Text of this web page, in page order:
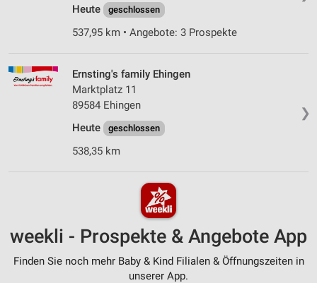
Heute
geschlossen
537,95 km • Angebote: 3 Prospekte
❯
Ernsting's family Ehingen
Marktplatz 11
89584 Ehingen
Heute
geschlossen
538,35 km
weekli - Prospekte & Angebote App
Finden Sie noch mehr Baby & Kind Filialen & Öffnungszeiten in
unserer App.